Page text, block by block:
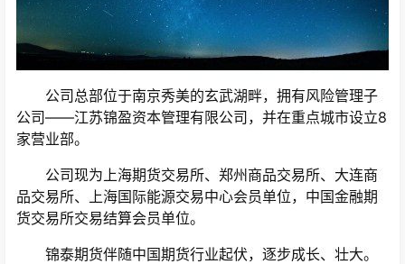
公司总部位于南京秀美的玄武湖畔，拥有风险管理子
公司——江苏锦盈资本管理有限公司，并在重点城市设立8
家营业部。
公司现为上海期货交易所、郑州商品交易所、大连商
品交易所、上海国际能源交易中心会员单位，中国金融期
货交易所交易结算会员单位。
锦泰期货伴随中国期货行业起伏，逐步成长、壮大。